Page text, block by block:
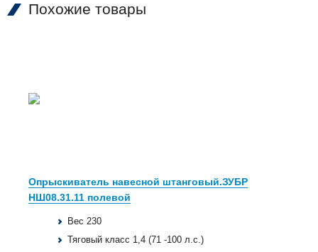
Похожие товары
Опрыскиватель навесной штанговый.ЗУБР
НШ08.31.11 полевой
Вес 230
Тяговый класс 1,4 (71 -100 л.с.)